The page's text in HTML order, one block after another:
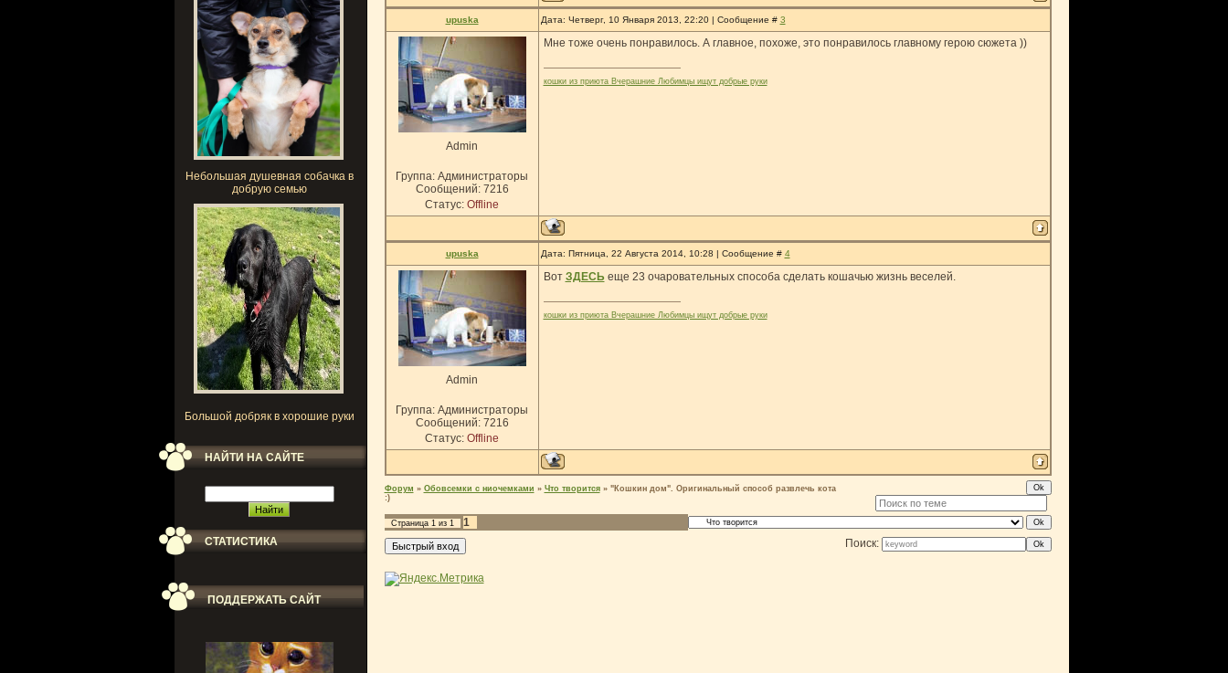
Небольшая душевная собачка в
добрую семью
Большой добряк в хорошие руки
НАЙТИ НА САЙТЕ
СТАТИСТИКА
ПОДДЕРЖАТЬ САЙТ
upuska Дата: Четверг, 10 Января 2013, 22:20 | Сообщение # 3
Admin
Группа: Администраторы
Сообщений: 7216
Статус: Offline
Мне тоже очень понравилось. А главное, похоже, это понравилось главному герою сюжета ))
кошки из приюта Вчерашние Любимцы ищут добрые руки
upuska Дата: Пятница, 22 Августа 2014, 10:28 | Сообщение # 4
Admin
Группа: Администраторы
Сообщений: 7216
Статус: Offline
Вот ЗДЕСЬеще 23 очаровательных способа сделать кошачью жизнь веселей.
кошки из приюта Вчерашние Любимцы ищут добрые руки
Форум » Обовсемки с ниочемками » Что творится » "Кошкин дом". Оригинальный способ развлечь кота
:)
Страница 1из 1
1
Поиск: